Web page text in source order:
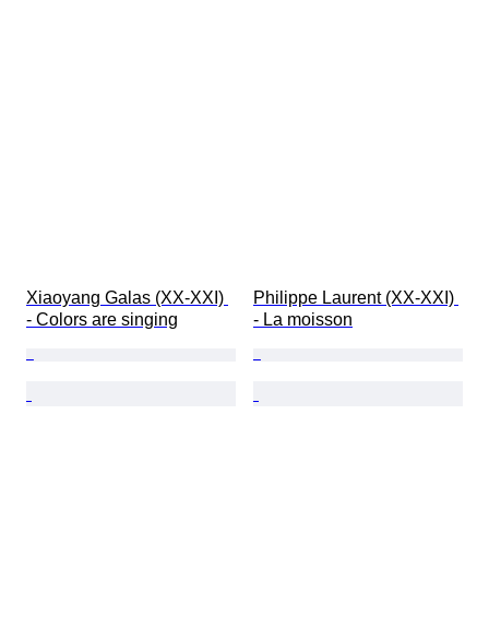
Xiaoyang Galas (XX-XXI)
- Colors are singing
Philippe Laurent (XX-XXI)
- La moisson